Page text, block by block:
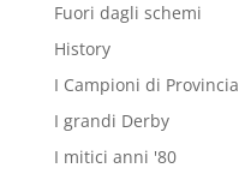
Fuori dagli schemi
History
I Campioni di Provincia
I grandi Derby
I mitici anni '80